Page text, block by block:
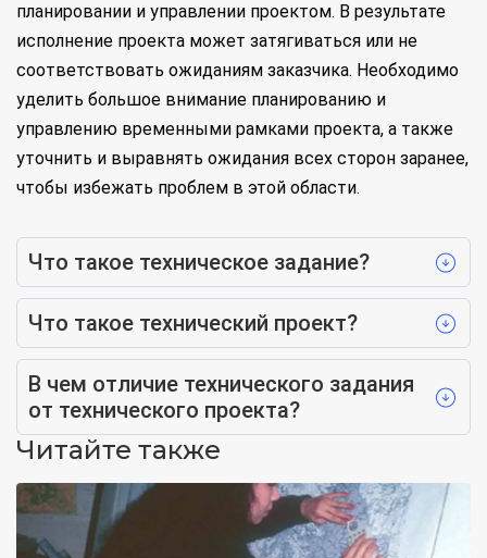
планировании и управлении проектом. В результате
исполнение проекта может затягиваться или не
соответствовать ожиданиям заказчика. Необходимо
уделить большое внимание планированию и
управлению временными рамками проекта, а также
уточнить и выравнять ожидания всех сторон заранее,
чтобы избежать проблем в этой области.
Что такое техническое задание?
Что такое технический проект?
В чем отличие технического задания
от технического проекта?
Читайте также